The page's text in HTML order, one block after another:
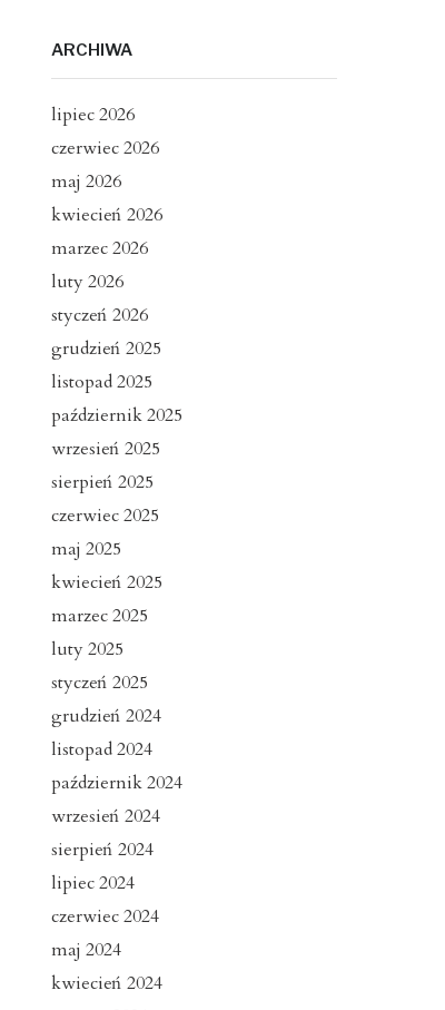
ARCHIWA
lipiec 2026
czerwiec 2026
maj 2026
kwiecień 2026
marzec 2026
luty 2026
styczeń 2026
grudzień 2025
listopad 2025
październik 2025
wrzesień 2025
sierpień 2025
czerwiec 2025
maj 2025
kwiecień 2025
marzec 2025
luty 2025
styczeń 2025
grudzień 2024
listopad 2024
październik 2024
wrzesień 2024
sierpień 2024
lipiec 2024
czerwiec 2024
maj 2024
kwiecień 2024